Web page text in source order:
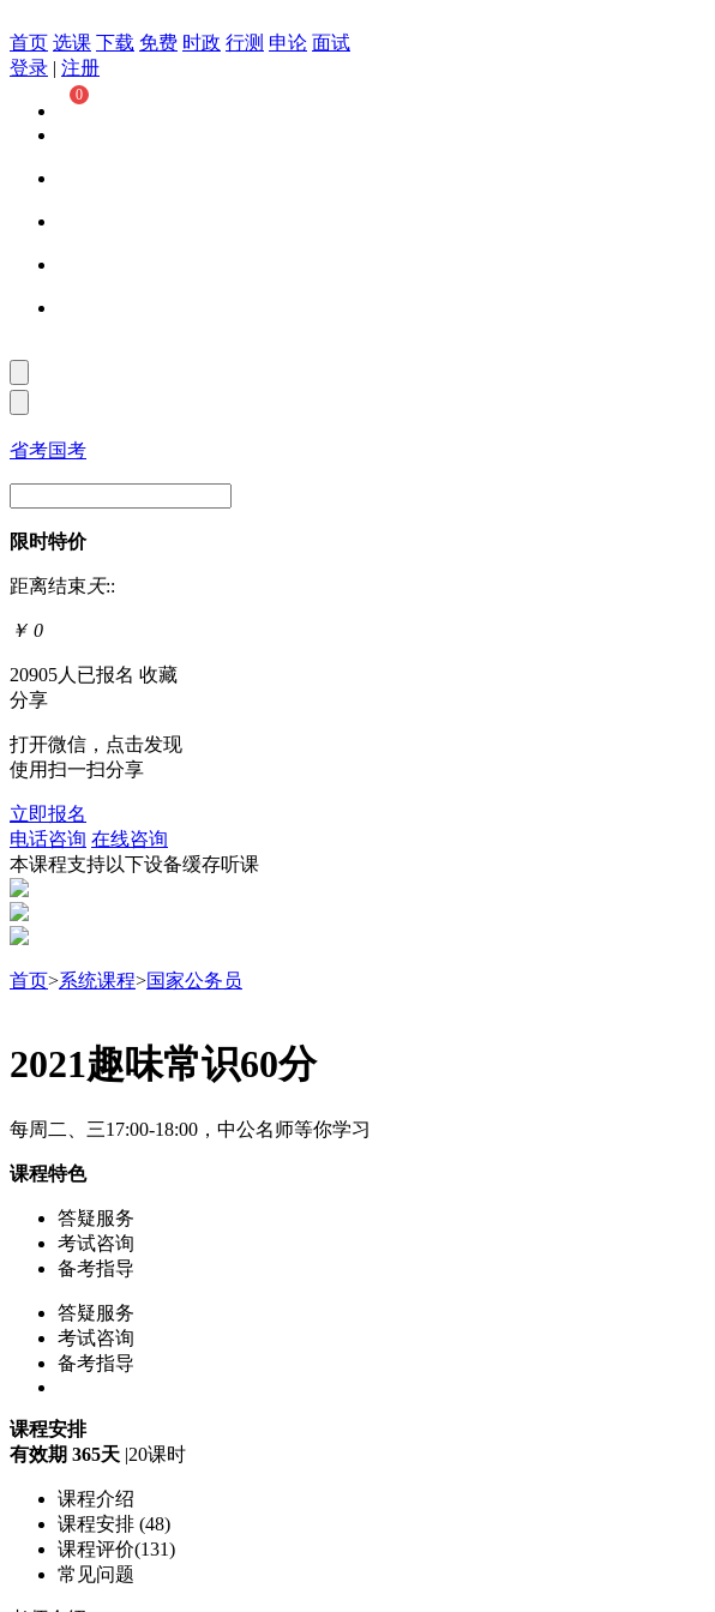
首页 选课 下载 免费 时政 行测 申论 面试
登录 | 注册
0
省考国考
限时特价
距离结束 天::
￥ 0
20905人已报名 收藏
分享
打开微信，点击发现
使用扫一扫分享
立即报名
电话咨询 在线咨询
本课程支持以下设备缓存听课
首页>系统课程>国家公务员
2021趣味常识60分
每周二、三17:00-18:00，中公名师等你学习
课程特色
答疑服务
考试咨询
备考指导
答疑服务
考试咨询
备考指导
课程安排
有效期 365天 |20课时
课程介绍
课程安排 (48)
课程评价(131)
常见问题